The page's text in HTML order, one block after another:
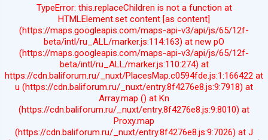
TypeError: this.replaceChildren is not a function at
HTMLElement.set content [as content]
(https://maps.googleapis.com/maps-api-v3/api/js/65/12f-
beta/intl/ru_ALL/marker.js:114:163) at new pO
(https://maps.googleapis.com/maps-api-v3/api/js/65/12f-
beta/intl/ru_ALL/marker.js:110:274) at
https://cdn.baliforum.ru/_nuxt/PlacesMap.c0594fde.js:1:166422 at
u (https://cdn.baliforum.ru/_nuxt/entry.8f4276e8.js:9:7918) at
Array.map () at Kn
(https://cdn.baliforum.ru/_nuxt/entry.8f4276e8.js:9:8010) at
Proxy.map
(https://cdn.baliforum.ru/_nuxt/entry.8f4276e8.js:9:7026) at J